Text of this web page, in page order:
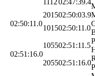
111202:47:39.4
02:50:11.0
201502:50:03.9
101502:50:11.0
02:51:16.0
105502:51:11.5
205502:51:16.0